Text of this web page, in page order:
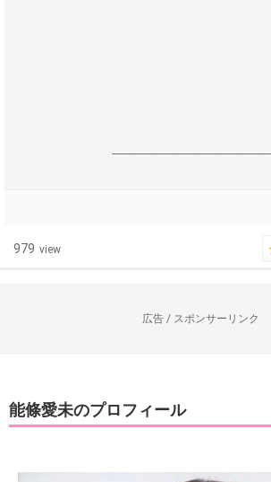
979 view
広告 / スポンサーリンク
能條愛未のプロフィール